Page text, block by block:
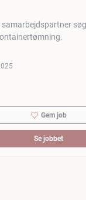
samarbejdspartner
Gem job
Se jobbet